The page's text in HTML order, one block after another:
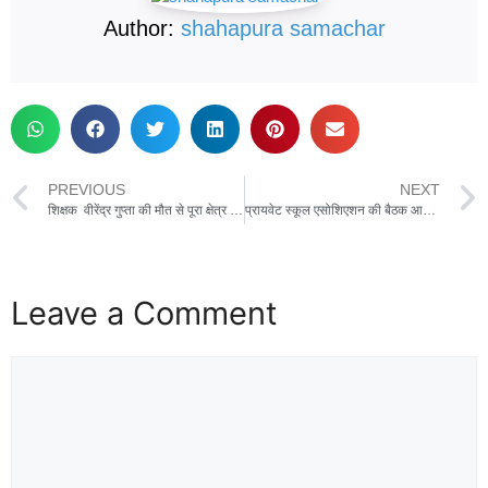
Author: shahapura samachar
PREVIOUS
शिक्षक वीरेंद्र गुप्ता की मौत से पूरा क्षेत्र शोक में डूबा ,आज स्थानीय मुक्ति धाम में किया जावेगा अंतिम संस्कार
NEXT
प्रायवेट स्कूल एसोशिएशन की बैठक आयोजित,मान्यता नवीनीकरण एवं नवीन मान्यता में आ रही समस्याओं पर चर्चा की गई
Leave a Comment